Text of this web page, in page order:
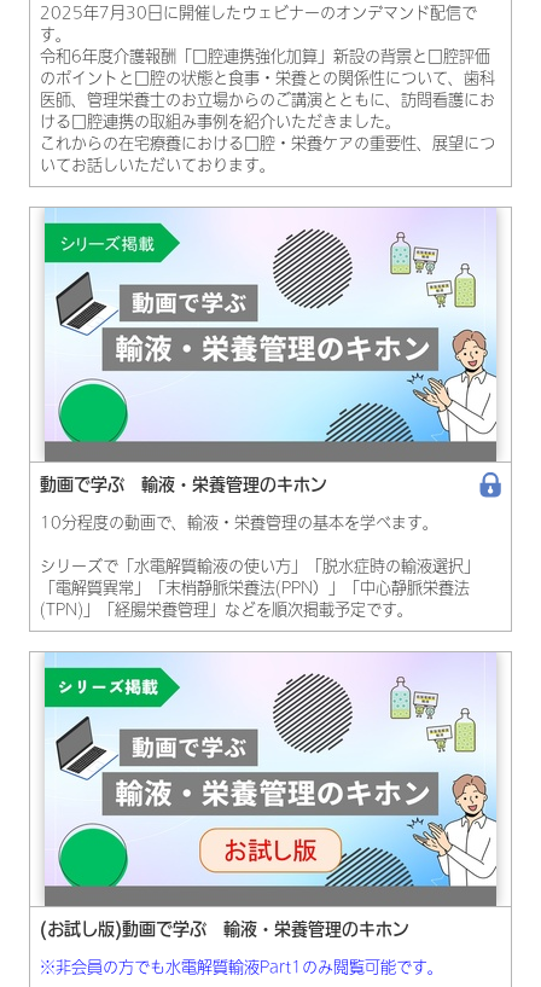
2025年7月30日に開催したウェビナーのオンデマンド配信で
す。
令和6年度介護報酬「口腔連携強化加算」新設の背景と口腔評価
のポイントと口腔の状態と食事・栄養との関係性について、歯科
医師、管理栄養士のお立場からのご講演とともに、訪問看護にお
ける口腔連携の取組み事例を紹介いただきました。
これからの在宅療養における口腔・栄養ケアの重要性、展望につ
いてお話しいただいております。
動画で学ぶ 輸液・栄養管理のキホン​
10分程度の動画で、輸液・栄養管理の基本を学べます。
シリーズで「水電解質輸液の使い方」「脱水症時の輸液選択」
「電解質異常」「末梢静脈栄養法(PPN）」「中心静脈栄養法
(TPN)」「経腸栄養管理」などを順次掲載予定です。
(お試し版)動画で学ぶ 輸液・栄養管理のキホン​
※非会員の方でも水電解質輸液Part1のみ閲覧可能です。